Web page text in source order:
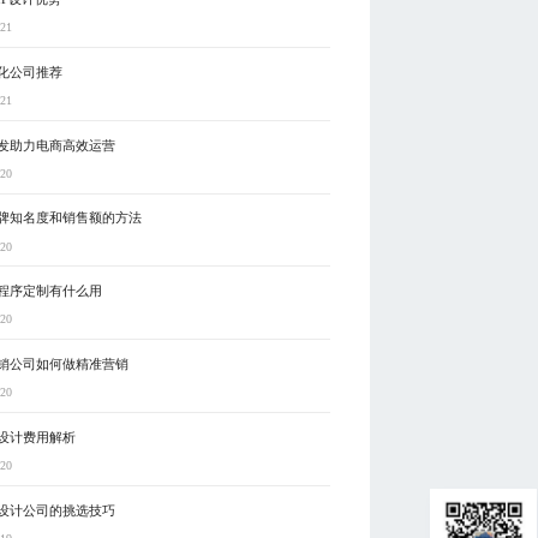
公司推荐
助力电商高效运营
知名度和销售额的方法
序定制有什么用
公司如何做精准营销
计费用解析
计公司的挑选技巧